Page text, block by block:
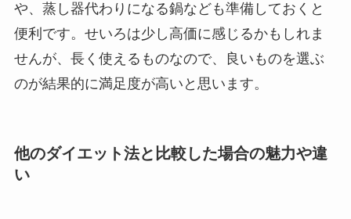
や、蒸し器代わりになる鍋なども準備しておくと
便利です。せいろは少し高価に感じるかもしれま
せんが、長く使えるものなので、良いものを選ぶ
のが結果的に満足度が高いと思います。
他のダイエット法と比較した場合の魅力や違
い